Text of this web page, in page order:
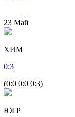
23 Май
ХИМ
0:3
(0:0 0:0 0:3)
ЮГР